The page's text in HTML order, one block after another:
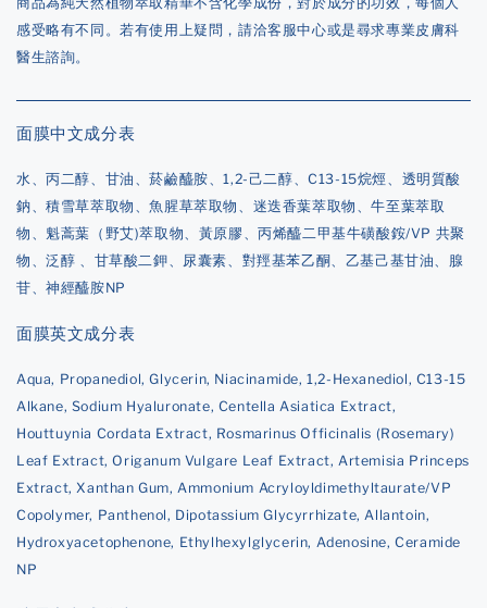
感受略有不同。若有使用上疑問，請洽客服中心或是尋求專業皮膚科
醫生諮詢。
面膜中文成分表
水、丙二醇、甘油、菸鹼醯胺、1,2-己二醇、C13-15烷烴、透明質酸
鈉、積雪草萃取物、魚腥草萃取物、迷迭香葉萃取物、牛至葉萃取
物、魁蒿葉（野艾)萃取物、黃原膠、丙烯醯二甲基牛磺酸銨/VP 共聚
物、泛醇 、甘草酸二鉀、尿囊素、對羥基苯乙酮、乙基己基甘油、腺
苷、神經醯胺NP
面膜英文成分表
Aqua, Propanediol, Glycerin, Niacinamide, 1,2-Hexanediol, C13-15
Alkane, Sodium Hyaluronate, Centella Asiatica Extract,
Houttuynia Cordata Extract, Rosmarinus Officinalis (Rosemary)
Leaf Extract, Origanum Vulgare Leaf Extract, Artemisia Princeps
Extract, Xanthan Gum, Ammonium Acryloyldimethyltaurate/VP
Copolymer, Panthenol, Dipotassium Glycyrrhizate, Allantoin,
Hydroxyacetophenone, Ethylhexylglycerin, Adenosine, Ceramide
NP